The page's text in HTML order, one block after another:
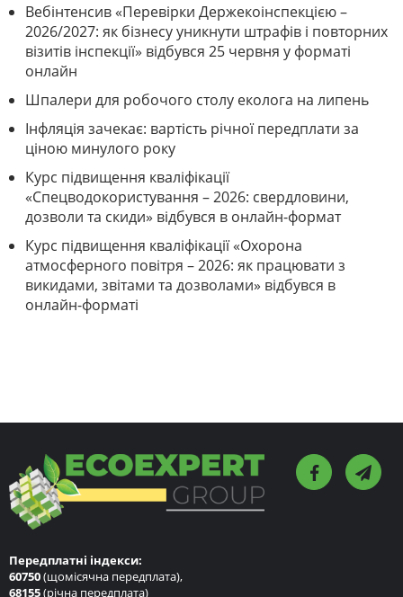
Вебінтенсив «Перевірки Держекоінспекцією –
2026/2027: як бізнесу уникнути штрафів і повторних
візитів інспекції» відбувся 25 червня у форматі
онлайн
Шпалери для робочого столу еколога на липень
Інфляція зачекає: вартість річної передплати за
ціною минулого року
Курс підвищення кваліфікації
«Спецводокористування – 2026: свердловини,
дозволи та скиди» відбувся в онлайн-формат
Курс підвищення кваліфікації «Охорона
атмосферного повітря – 2026: як працювати з
викидами, звітами та дозволами» відбувся в
онлайн-форматі
Передплатні індекси:
60750(щомісячна передплата),
68155(річна передплата)